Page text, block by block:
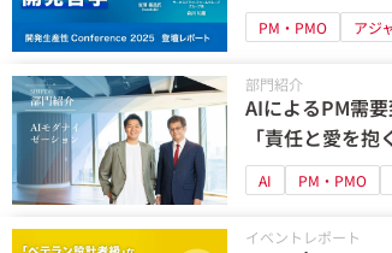
PM・PMO アジ
部門紹介
AIによるPM需
「責任と愛を抱
AI PM・PMO
イベントレポート